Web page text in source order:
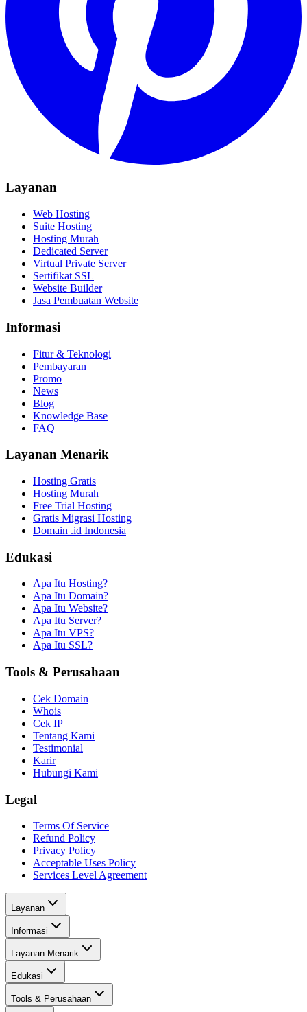
Layanan
Web Hosting
Suite Hosting
Hosting Murah
Dedicated Server
Virtual Private Server
Sertifikat SSL
Website Builder
Jasa Pembuatan Website
Informasi
Fitur & Teknologi
Pembayaran
Promo
News
Blog
Knowledge Base
FAQ
Layanan Menarik
Hosting Gratis
Hosting Murah
Free Trial Hosting
Gratis Migrasi Hosting
Domain .id Indonesia
Edukasi
Apa Itu Hosting?
Apa Itu Domain?
Apa Itu Website?
Apa Itu Server?
Apa Itu VPS?
Apa Itu SSL?
Tools & Perusahaan
Cek Domain
Whois
Cek IP
Tentang Kami
Testimonial
Karir
Hubungi Kami
Legal
Terms Of Service
Refund Policy
Privacy Policy
Acceptable Uses Policy
Services Level Agreement
Layanan
Informasi
Layanan Menarik
Edukasi
Tools & Perusahaan